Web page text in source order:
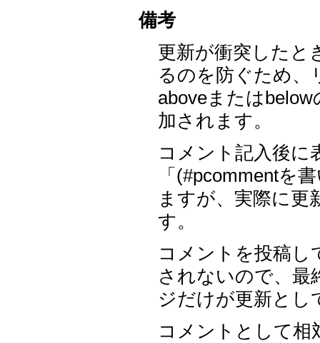
備考
更新が衝突したと
るのを防ぐため、
aboveまたは
加されます。
コメント記入後に
「(#pcommentを
ますが、実際に
す。
コメントを投稿し
されないので、最
ジだけが更新とし
コメントとして相